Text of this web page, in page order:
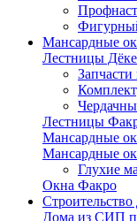
Мансардные
Лестницы Дёке
Лестницы
Мансардные
Мансардные
Глухие
Окна Факро
Дома из СИП